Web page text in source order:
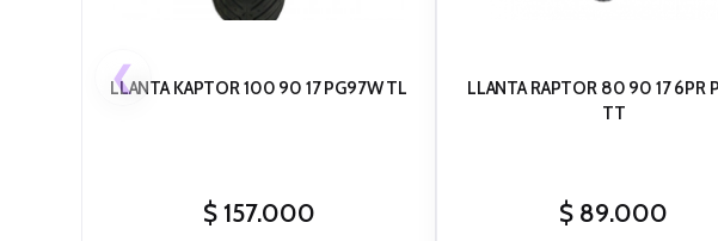
LLANTA KAPTOR 100 90 17 PG97W TL
$157.000
LLANTA RAPTOR 80 90 17 6PR PG33A
TT
$ 89.000
❮